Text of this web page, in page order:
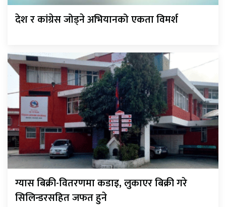
देश र कांग्रेस जोड्ने अभियानको एकता विमर्श
ग्यास बिक्री-वितरणमा कडाइ, लुकाएर बिक्री गरे
सिलिन्डरसहित जफत हुने